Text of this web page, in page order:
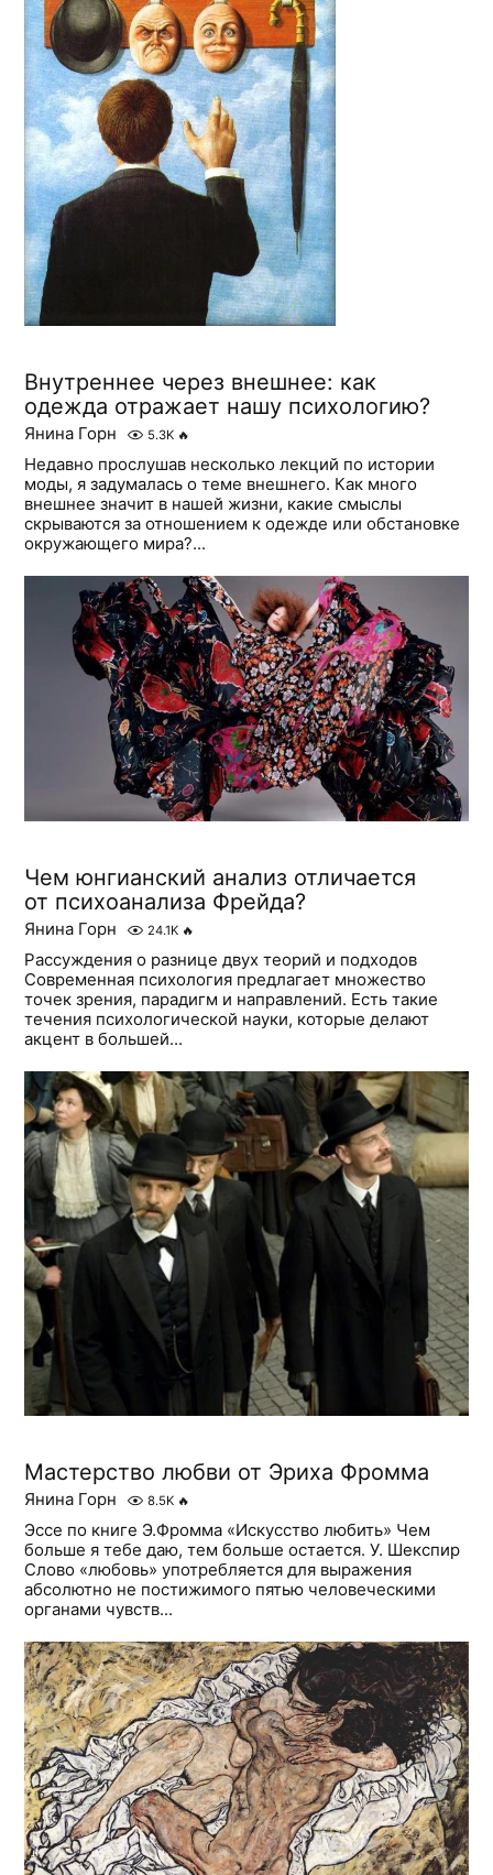
Внутреннее через внешнее: как
одежда отражает нашу психологию?
Янина Горн 5.3K 🔥
Недавно прослушав несколько лекций по истории
моды, я задумалась о теме внешнего. Как много
внешнее значит в нашей жизни, какие смыслы
скрываются за отношением к одежде или обстановке
окружающего мира?...
Чем юнгианский анализ отличается
от психоанализа Фрейда?
Янина Горн 24.1K 🔥
Рассуждения о разнице двух теорий и подходов
Современная психология предлагает множество
точек зрения, парадигм и направлений. Есть такие
течения психологической науки, которые делают
акцент в большей...
Мастерство любви от Эриха Фромма
Янина Горн 8.5K 🔥
Эссе по книге Э.Фромма «Искусство любить» Чем
больше я тебе даю, тем больше остается. У. Шекспир
Слово «любовь» употребляется для выражения
абсолютно не постижимого пятью человеческими
органами чувств...